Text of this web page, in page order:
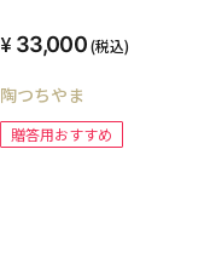
33,000(税込)
陶つちやま
贈答用おすすめ